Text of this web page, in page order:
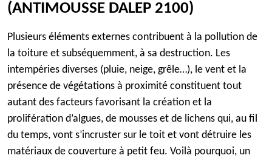
(ANTIMOUSSE DALEP 2100)
Plusieurs éléments externes contribuent à la pollution de
la toiture et subséquemment, à sa destruction. Les
intempéries diverses (pluie, neige, grêle…), le vent et la
présence de végétations à proximité constituent tout
autant des facteurs favorisant la création et la
prolifération d’algues, de mousses et de lichens qui, au fil
du temps, vont s’incruster sur le toit et vont détruire les
matériaux de couverture à petit feu. Voilà pourquoi, un